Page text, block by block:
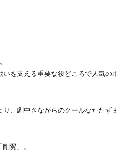
を支える重要な役どころで人気の
、劇中さながらのクールなたたず
翼」。